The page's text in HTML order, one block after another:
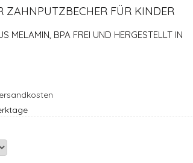
ZAHNPUTZBECHER FÜR KINDER
MELAMIN, BPA FREI UND HERGESTELLT IN